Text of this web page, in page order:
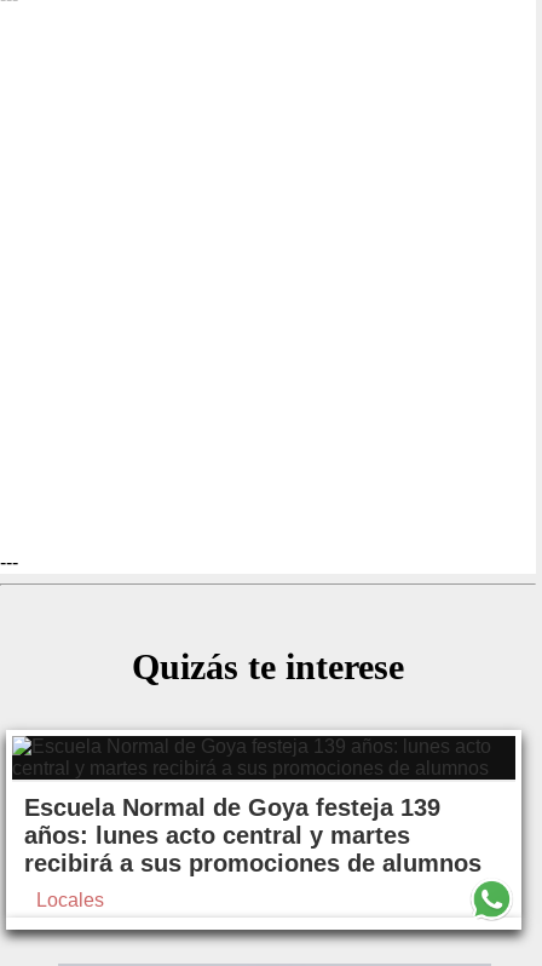
---
Quizás te interese
Escuela Normal de Goya festeja 139
años: lunes acto central y martes
recibirá a sus promociones de alumnos
Locales